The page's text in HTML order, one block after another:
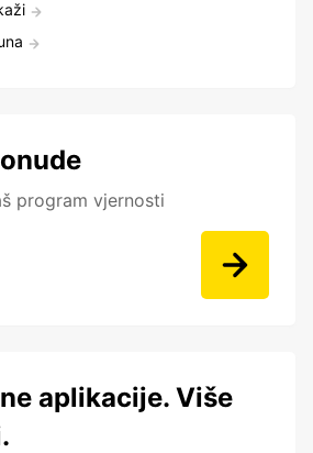
program vjernosti
aplikacije. Više